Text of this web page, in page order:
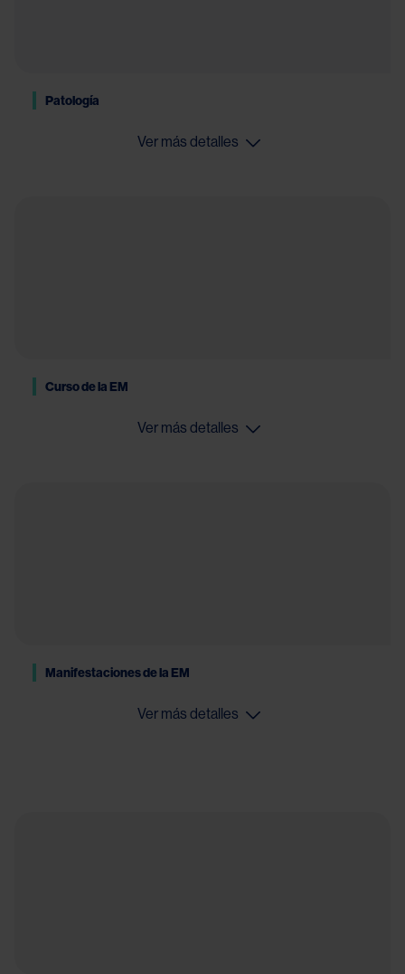
Patología
Ver más detalles
Curso de la EM
Ver más detalles
Manifestaciones de la EM
Ver más detalles